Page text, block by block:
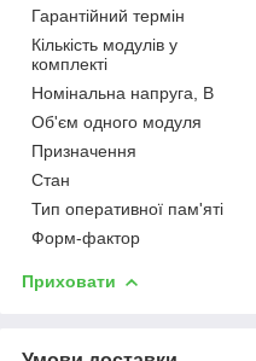
Гарантійний термін
Кількість модулів у
комплекті
Номінальна напруга, В
Об'єм одного модуля
Призначення
Стан
Тип оперативної пам'яті
Форм-фактор
Приховати